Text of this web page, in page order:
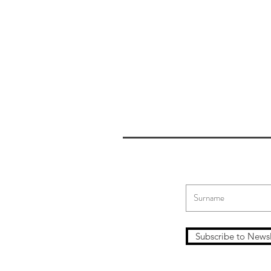
Subscribe to